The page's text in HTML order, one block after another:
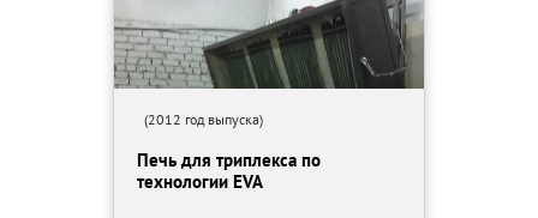
(2012 год выпуска)
Печь для триплекса по
технологии EVA